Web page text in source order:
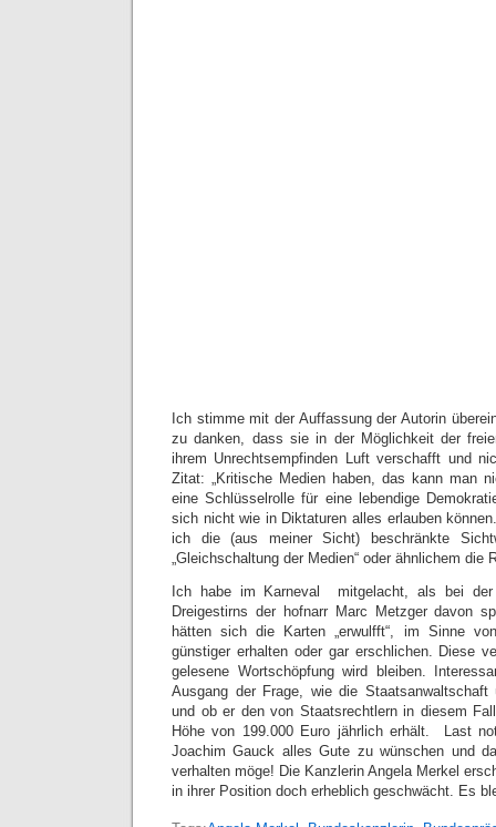
Ich stimme mit der Auffassung der Autorin
zu danken, dass sie in der Möglichkeit der
ihrem Unrechtsempfinden Luft verschafft und
Zitat: „Kritische Medien haben, das kann man
eine Schlüsselrolle für eine lebendige
sich nicht wie in Diktaturen alles erlauben
ich die (aus meiner Sicht) beschränkte
„Gleichschaltung der Medien“ oder ähnlichem die
Ich habe im Karneval mitgelacht, als bei der
Dreigestirns der hofnarr Marc Metzger davon
hätten sich die Karten „erwulfft“, im Sinne
günstiger erhalten oder gar erschlichen. Diese
gelesene Wortschöpfung wird bleiben.
Ausgang der Frage, wie die
und ob er den von Staatsrechtlern in diesem
Höhe von 199.000 Euro jährlich erhält. Last
Joachim Gauck alles Gute zu wünschen und
verhalten möge! Die Kanzlerin Angela Merkel
in ihrer Position doch erheblich geschwächt. Es